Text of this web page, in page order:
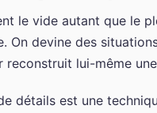
le vide autant que le
On devine des
reconstruit lui-même
détails est une